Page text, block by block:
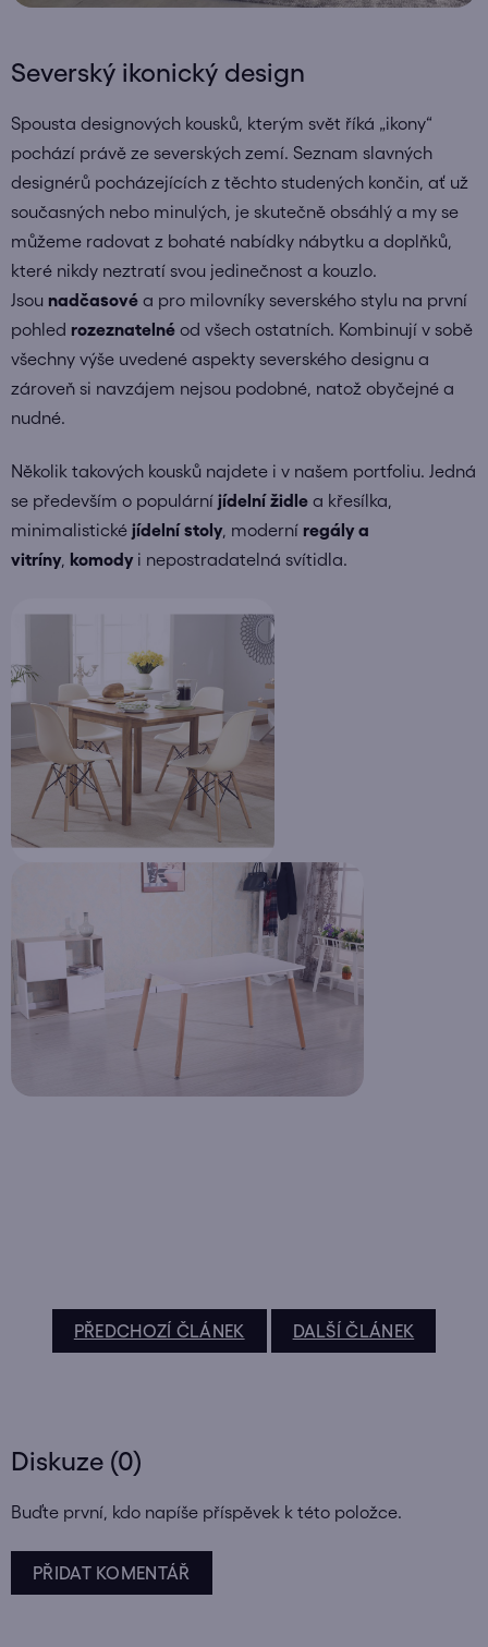
Severský ikonický design
Spousta designových kousků, kterým svět říká „ikony“
pochází právě ze severských zemí. Seznam slavných
designérů pocházejících z těchto studených končin, ať už
současných nebo minulých, je skutečně obsáhlý a my se
můžeme radovat z bohaté nabídky nábytku a doplňků,
které nikdy neztratí svou jedinečnost a kouzlo.
Jsou nadčasové a pro milovníky severského stylu na první
pohled rozeznatelné od všech ostatních. Kombinují v sobě
všechny výše uvedené aspekty severského designu a
zároveň si navzájem nejsou podobné, natož obyčejné a
nudné.
Několik takových kousků najdete i v našem portfoliu. Jedná
se především o populární jídelní židle a křesílka,
minimalistické jídelní stoly, moderní regály a
vitríny, komody i nepostradatelná svítidla.
PŘEDCHOZÍ ČLÁNEK DALŠÍ ČLÁNEK
Diskuze (0)
Buďte první, kdo napíše příspěvek k této položce.
PŘIDAT KOMENTÁŘ